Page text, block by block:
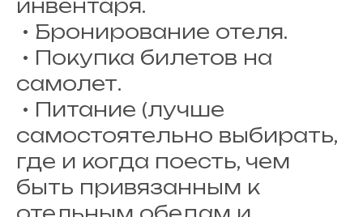
инвентаря.
• Бронирование отеля.
• Покупка билетов на
самолет.
• Питание (лучше
самостоятельно выбирать,
где и когда поесть, чем
быть привязанным к